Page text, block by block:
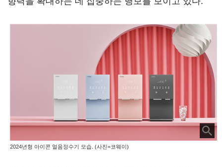
2024년형 아이콘 얼음정수기 모습. (사진=코웨이)